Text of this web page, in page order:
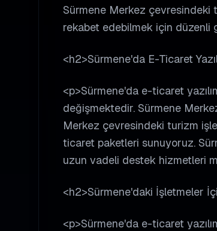
Sürmene Merkez
rekabet edebilmek için düzenli
<h2>Sürmene'da E-Ticaret
<p>Sürmene'da e-ticaret
değişmektedir. Sürmene
Merkez çevresindeki turizm
ticaret paketleri sunuyoruz.
uzun vadeli destek hizmetleri
<h2>Sürmene'daki İşletmeler
<p>Sürmene'da e-ticaret